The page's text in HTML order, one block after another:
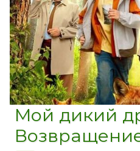
Мой дикий